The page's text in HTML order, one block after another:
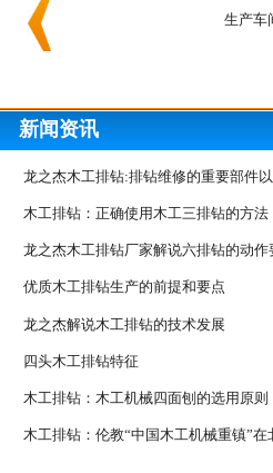
生产车
新闻资讯
龙之杰木工排钻:排钻维修的重要部件
木工排钻：正确使用木工三排钻的方法
龙之杰木工排钻厂家解说六排钻的动作
优质木工排钻生产的前提和要点
龙之杰解说木工排钻的技术发展
四头木工排钻特征
木工排钻：木工机械四面刨的选用原则
木工排钻：伦教“中国木工机械重镇”